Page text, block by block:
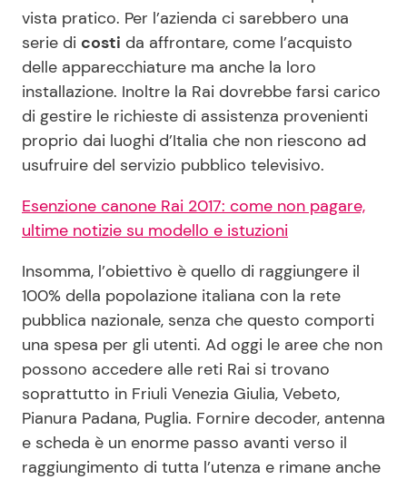
vista pratico. Per l’azienda ci sarebbero una
serie di costi da affrontare, come l’acquisto
delle apparecchiature ma anche la loro
installazione. Inoltre la Rai dovrebbe farsi carico
di gestire le richieste di assistenza provenienti
proprio dai luoghi d’Italia che non riescono ad
usufruire del servizio pubblico televisivo.
Esenzione canone Rai 2017: come non pagare,
ultime notizie su modello e istuzioni
Insomma, l’obiettivo è quello di raggiungere il
100% della popolazione italiana con la rete
pubblica nazionale, senza che questo comporti
una spesa per gli utenti. Ad oggi le aree che non
possono accedere alle reti Rai si trovano
soprattutto in Friuli Venezia Giulia, Vebeto,
Pianura Padana, Puglia. Fornire decoder, antenna
e scheda è un enorme passo avanti verso il
raggiungimento di tutta l’utenza e rimane anche